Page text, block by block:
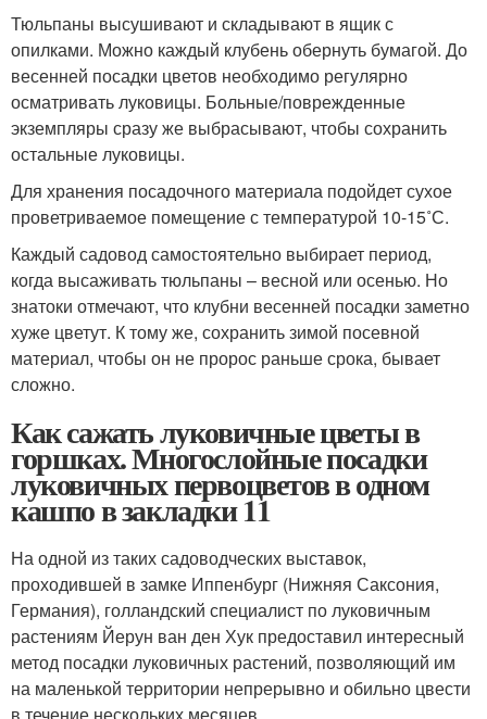
Тюльпаны высушивают и складывают в ящик с
опилками. Можно каждый клубень обернуть бумагой. До
весенней посадки цветов необходимо регулярно
осматривать луковицы. Больные/поврежденные
экземпляры сразу же выбрасывают, чтобы сохранить
остальные луковицы.
Для хранения посадочного материала подойдет сухое
проветриваемое помещение с температурой 10-15˚С.
Каждый садовод самостоятельно выбирает период,
когда высаживать тюльпаны – весной или осенью. Но
знатоки отмечают, что клубни весенней посадки заметно
хуже цветут. К тому же, сохранить зимой посевной
материал, чтобы он не пророс раньше срока, бывает
сложно.
Как сажать луковичные цветы в
горшках. Многослойные посадки
луковичных первоцветов в одном
кашпо в закладки 11
На одной из таких садоводческих выставок,
проходившей в замке Иппенбург (Нижняя Саксония,
Германия), голландский специалист по луковичным
растениям Йерун ван ден Хук предоставил интересный
метод посадки луковичных растений, позволяющий им
на маленькой территории непрерывно и обильно цвести